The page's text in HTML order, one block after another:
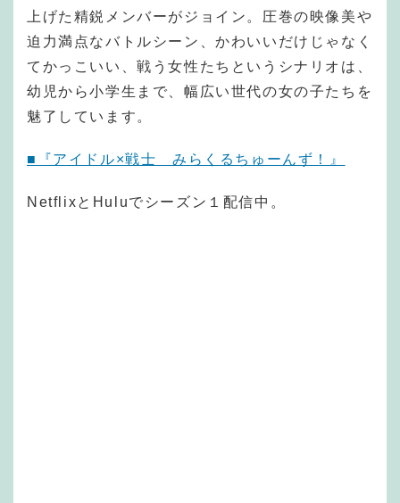
上げた精鋭メンバーがジョイン。圧巻の映像美や
迫力満点なバトルシーン、かわいいだけじゃなく
てかっこいい、戦う女性たちというシナリオは、
幼児から小学生まで、幅広い世代の女の子たちを
魅了しています。
■『アイドル×戦士 みらくるちゅーんず！』
NetflixとHuluでシーズン１配信中。